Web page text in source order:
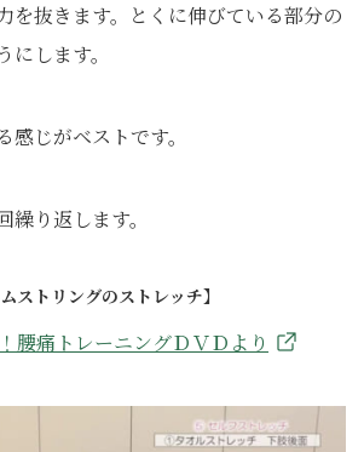
を抜きます。とくに伸びている部分の
します。
じがベストです。
繰り返します。
ムストリングのストレッチ】
腰痛トレーニングＤＶＤより